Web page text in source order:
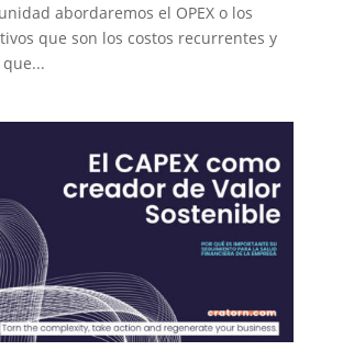
abordaremos el OPEX o los
que son los costos recurrentes y